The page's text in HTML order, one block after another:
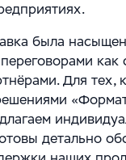
была
как
Для тех,
детально